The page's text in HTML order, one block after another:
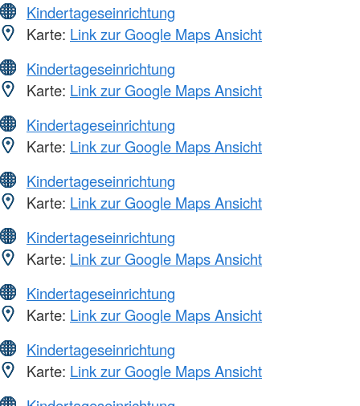
Kindertageseinrichtung
Karte: Link zur Google Maps Ansicht
Kindertageseinrichtung
Karte: Link zur Google Maps Ansicht
Kindertageseinrichtung
Karte: Link zur Google Maps Ansicht
Kindertageseinrichtung
Karte: Link zur Google Maps Ansicht
Kindertageseinrichtung
Karte: Link zur Google Maps Ansicht
Kindertageseinrichtung
Karte: Link zur Google Maps Ansicht
Kindertageseinrichtung
Karte: Link zur Google Maps Ansicht